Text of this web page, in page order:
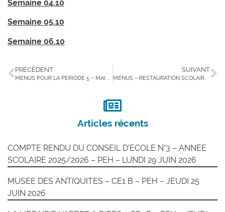
Semaine 04.10
Semaine 05.10
Semaine 06.10
PRÉCÉDENT
MENUS POUR LA PERIODE 5 – MAI 2025 – PEH – JEUDI 8 MAI 2025
SUIVANT
MENUS – RESTAURATION SCOLAIRE – PERIODE 2 – 2025/2026 – PEH – DIMANCHE 09/11/2025
Articles récents
COMPTE RENDU DU CONSEIL D’ECOLE N°3 – ANNEE
SCOLAIRE 2025/2026 – PEH – LUNDI 29 JUIN 2026
MUSEE DES ANTIQUITES – CE1 B – PEH – JEUDI 25
JUIN 2026